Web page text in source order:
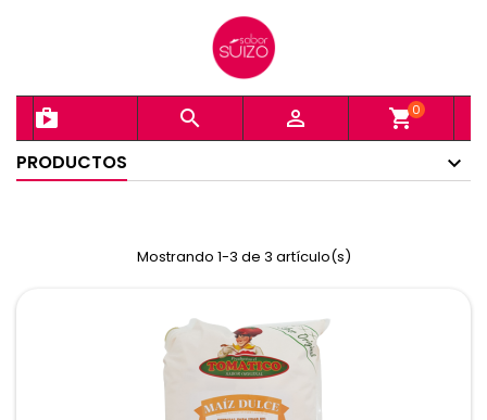
shopping_bag
  shopping_cart0
PRODUCTOS
Mostrando 1-3 de 3 artículo(s)